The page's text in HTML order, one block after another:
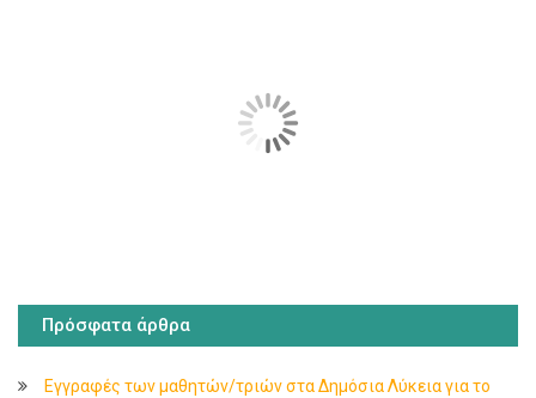
Πρόσφατα άρθρα
Εγγραφές των μαθητών/τριών στα Δημόσια Λύκεια για το